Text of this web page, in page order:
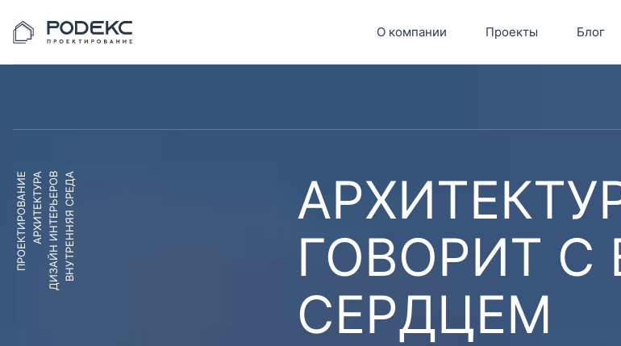
О компании Проекты Блог
ПРОЕКТИРОВАНИЕАРХИТЕКТУРАДИЗАЙН ИНТЕРЬЕРОВВНУТРЕННЯЯ СРЕДА
ГОВОРИТ
СЕРДЦЕМ